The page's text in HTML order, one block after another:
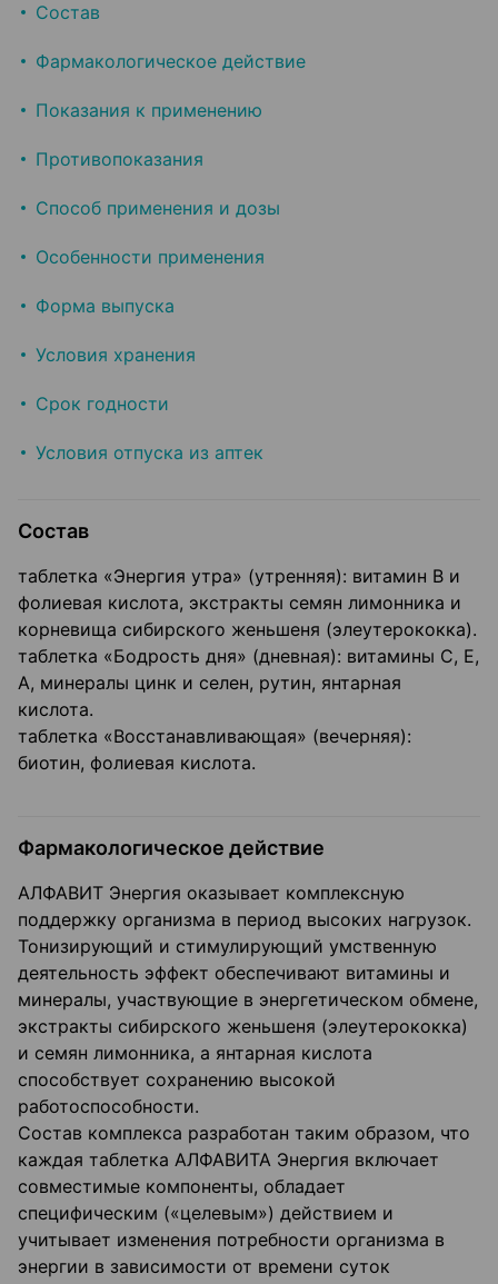
Состав
Фармакологическое действие
Показания к применению
Противопоказания
Способ применения и дозы
Особенности применения
Форма выпуска
Условия хранения
Срок годности
Условия отпуска из аптек
Состав
таблетка «Энергия утра» (утренняя): витамин В и
фолиевая кислота, экстракты семян лимонника и
корневища сибирского женьшеня (элеутерококка).
таблетка «Бодрость дня» (дневная): витамины С, Е,
А, минералы цинк и селен, рутин, янтарная
кислота.
таблетка «Восстанавливающая» (вечерняя):
биотин, фолиевая кислота.
Фармакологическое действие
АЛФАВИТ Энергия оказывает комплексную
поддержку организма в период высоких нагрузок.
Тонизирующий и стимулирующий умственную
деятельность эффект обеспечивают витамины и
минералы, участвующие в энергетическом обмене,
экстракты сибирского женьшеня (элеутерококка)
и семян лимонника, а янтарная кислота
способствует сохранению высокой
работоспособности.
Состав комплекса разработан таким образом, что
каждая таблетка АЛФАВИТА Энергия включает
совместимые компоненты, обладает
специфическим («целевым») действием и
учитывает изменения потребности организма в
энергии в зависимости от времени суток